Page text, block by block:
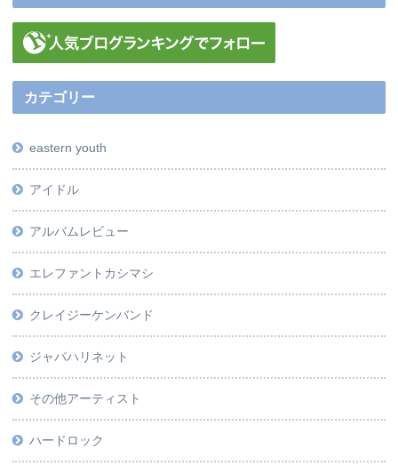
カテゴリー
eastern youth
アイドル
アルバムレビュー
エレファントカシマシ
クレイジーケンバンド
ジャパハリネット
その他アーティスト
ハードロック